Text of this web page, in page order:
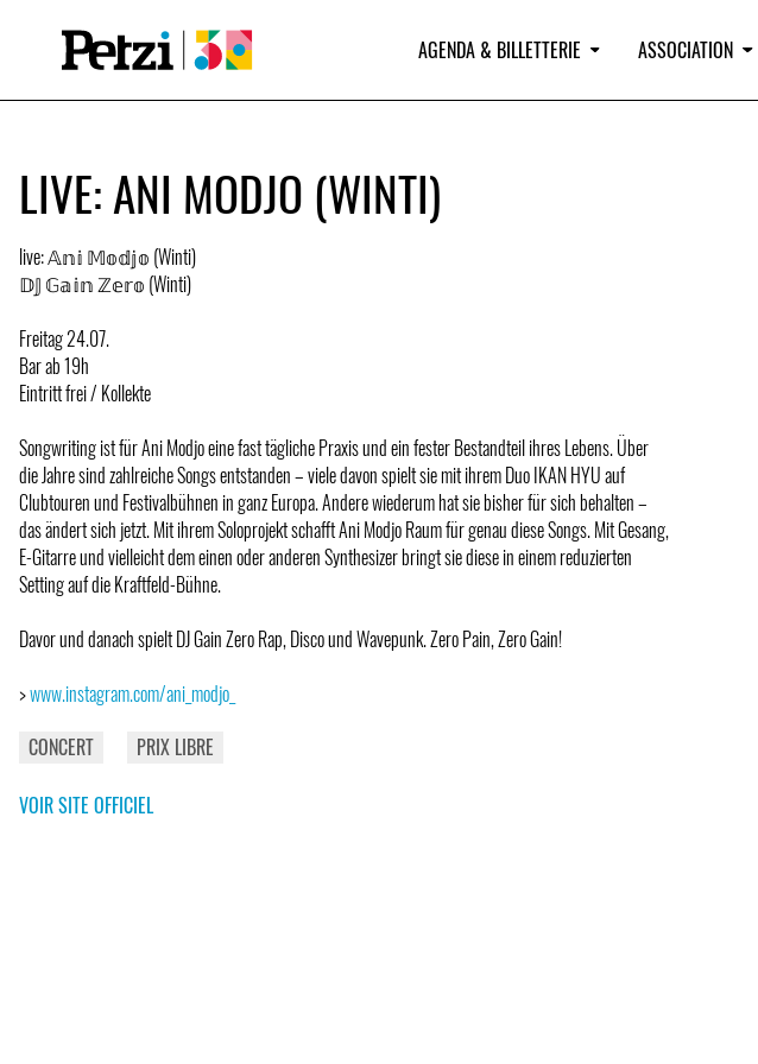
AGENDA & BILLETTERIE ASSOCIATION
LIVE: ANI MODJO (WINTI)
live: 𝔸𝕟𝕚 𝕄𝕠𝕕𝕛𝕠 (Winti)
𝔻𝕁 𝔾𝕒𝕚𝕟 ℤ𝕖𝕣𝕠 (Winti)
Freitag 24.07.
Bar ab 19h
Eintritt frei / Kollekte
Songwriting ist für Ani Modjo eine fast tägliche Praxis und ein fester Bestandteil ihres Lebens. Über
die Jahre sind zahlreiche Songs entstanden – viele davon spielt sie mit ihrem Duo IKAN HYU auf
Clubtouren und Festivalbühnen in ganz Europa. Andere wiederum hat sie bisher für sich behalten –
das ändert sich jetzt. Mit ihrem Soloprojekt schafft Ani Modjo Raum für genau diese Songs. Mit Gesang,
E-Gitarre und vielleicht dem einen oder anderen Synthesizer bringt sie diese in einem reduzierten
Setting auf die Kraftfeld-Bühne.
Davor und danach spielt DJ Gain Zero Rap, Disco und Wavepunk. Zero Pain, Zero Gain!
>www.instagram.com/ani_modjo_
CONCERT
PRIX LIBRE
VOIR SITE OFFICIEL